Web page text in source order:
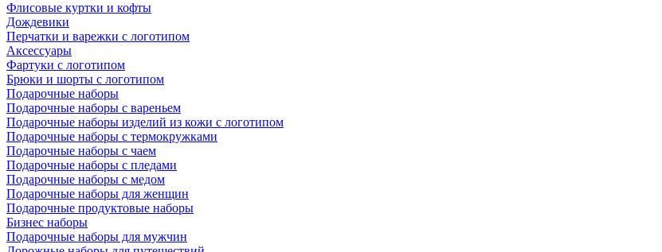
Флисовые куртки и кофты
Дождевики
Перчатки и варежки с логотипом
Аксессуары
Фартуки с логотипом
Брюки и шорты с логотипом
Подарочные наборы
Подарочные наборы с вареньем
Подарочные наборы изделий из кожи с логотипом
Подарочные наборы с термокружками
Подарочные наборы с чаем
Подарочные наборы с пледами
Подарочные наборы с медом
Подарочные наборы для женщин
Подарочные продуктовые наборы
Бизнес наборы
Подарочные наборы для мужчин